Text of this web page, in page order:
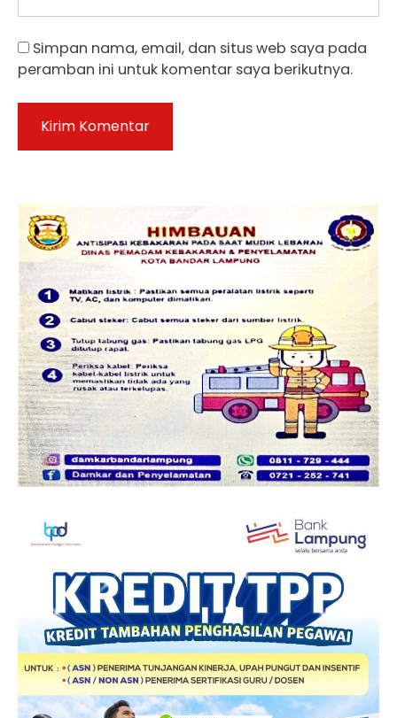
Simpan nama, email, dan situs web saya pada
peramban ini untuk komentar saya berikutnya.